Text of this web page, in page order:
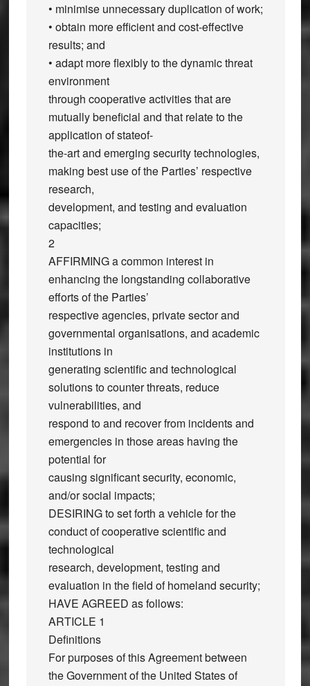
• minimise unnecessary duplication of work;
• obtain more efficient and cost-effective
results; and
• adapt more flexibly to the dynamic threat
environment
through cooperative activities that are
mutually beneficial and that relate to the
application of stateof-
the-art and emerging security technologies,
making best use of the Parties’ respective
research,
development, and testing and evaluation
capacities;
2
AFFIRMING a common interest in
enhancing the longstanding collaborative
efforts of the Parties’
respective agencies, private sector and
governmental organisations, and academic
institutions in
generating scientific and technological
solutions to counter threats, reduce
vulnerabilities, and
respond to and recover from incidents and
emergencies in those areas having the
potential for
causing significant security, economic,
and/or social impacts;
DESIRING to set forth a vehicle for the
conduct of cooperative scientific and
technological
research, development, testing and
evaluation in the field of homeland security;
HAVE AGREED as follows:
ARTICLE 1
Definitions
For purposes of this Agreement between
the Government of the United States of